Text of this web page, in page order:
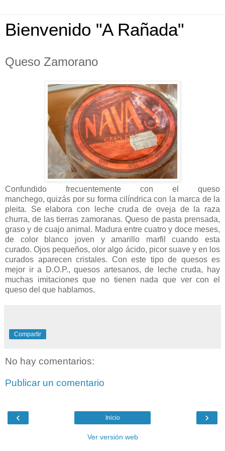
Bienvenido "A Rañada"
Queso Zamorano
Confundido frecuentemente con el queso
manchego, quizás por su forma cilíndrica con la marca de la
pleita. Se elabora con leche cruda de oveja de la raza
churra, de las tierras zamoranas. Queso de pasta prensada,
graso y de cuajo animal. Madura entre cuatro y doce meses,
de color blanco joven y amarillo marfil cuando esta
curado. Ojos pequeños, olor algo ácido, picor suave y en los
curados aparecen cristales. Con este tipo de quesos es
mejor ir a D.O.P., quesos artesanos, de leche cruda, hay
muchas imitaciones que no tienen nada que ver con el
queso del que hablamos.
Compartir
No hay comentarios:
Publicar un comentario
‹ ›
Inicio
Ver versión web